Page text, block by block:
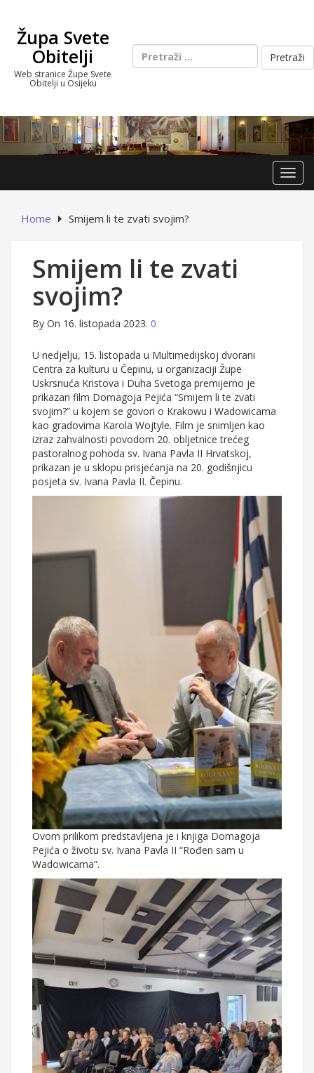
contentŽupa Svete
Obitelji
Web stranice Župe Svete
Obitelji u Osijeku
Pretraži:
Home Smijem li te zvati svojim?
Smijem li te zvati
svojim?
By On 16. listopada 2023. 0
U nedjelju, 15. listopada u Multimedijskoj dvorani
Centra za kulturu u Čepinu, u organizaciji Župe
Uskrsnuća Kristova i Duha Svetoga premijerno je
prikazan film Domagoja Pejića “Smijem li te zvati
svojim?” u kojem se govori o Krakowu i Wadowicama
kao gradovima Karola Wojtyle. Film je snimljen kao
izraz zahvalnosti povodom 20. obljetnice trećeg
pastoralnog pohoda sv. Ivana Pavla II Hrvatskoj,
prikazan je u sklopu prisjećanja na 20. godišnjicu
posjeta sv. Ivana Pavla II. Čepinu.
Ovom prilikom predstavljena je i knjiga Domagoja
Pejića o životu sv. Ivana Pavla II “Rođen sam u
Wadowicama”.